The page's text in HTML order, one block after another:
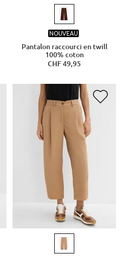
NOUVEAU
Pantalon raccourci en twill
100% coton
CHF 49,95